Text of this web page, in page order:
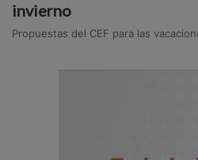
invierno
Propuestas del CEF para las